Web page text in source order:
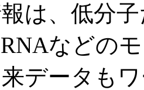
は、低分
などの
データも